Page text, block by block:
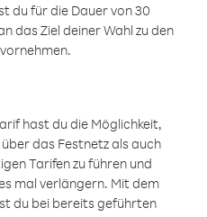
du für die Dauer von 30
das Ziel deiner Wahl zu den
hast du die Möglichkeit,
das Festnetz als auch
Tarifen zu führen und
mal verlängern. Mit dem
du bei bereits geführten